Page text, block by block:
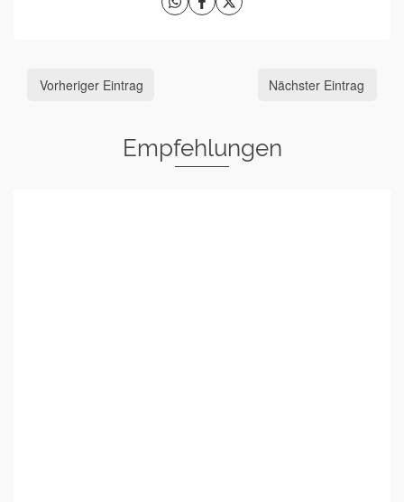
Vorheriger Eintrag Nächster Eintrag
Empfehlungen